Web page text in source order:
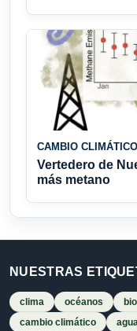
CAMBIO CLIMÁTICO
Vertedero de
más metano
NUESTRAS
clima océanos
cambio climático